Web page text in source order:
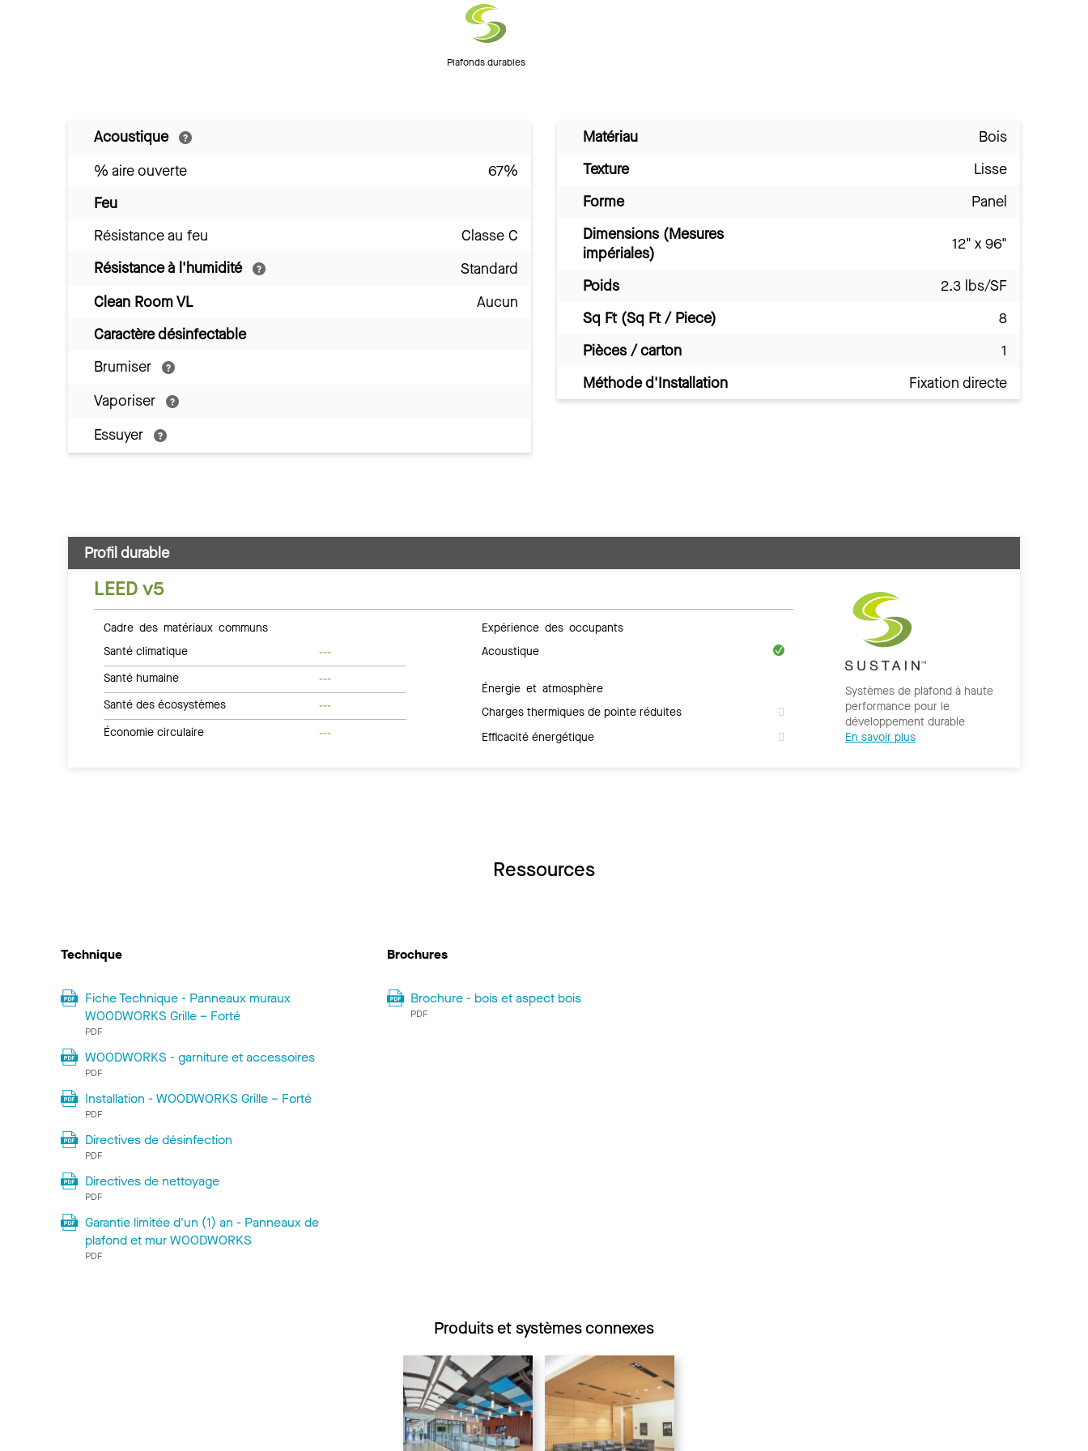
Plafonds durables
Acoustique
% aire ouverte
67%
Feu
Résistance au feu
Classe C
Résistance à l'humidité
Standard
Clean Room VL
Aucun
Caractère désinfectable
Brumiser
Vaporiser
Essuyer
Matériau
Bois
Texture
Lisse
Forme
Panel
Dimensions (Mesures
impériales)
12" x 96"
Poids
2.3 lbs/SF
Sq Ft (Sq Ft / Piece)
8
Pièces / carton
1
Méthode d'Installation
Fixation directe
Profil durable
LEED v5
Cadre des matériaux communs
Santé climatique
---
Santé humaine
---
Santé des écosystèmes
---
Économie circulaire
---
Expérience des occupants
Acoustique
Énergie et atmosphère
Charges thermiques de pointe réduites
Efficacité énergétique
Systèmes de plafond à haute
performance pour le
développement durable
En savoir plus
Ressources
Technique
Fiche Technique - Panneaux muraux
WOODWORKS Grille – Forté
PDF
WOODWORKS - garniture et accessoires
PDF
Installation - WOODWORKS Grille – Forté
PDF
Directives de désinfection
PDF
Directives de nettoyage
PDF
Garantie limitée d'un (1) an - Panneaux de
plafond et mur WOODWORKS
PDF
Brochures
Brochure - bois et aspect bois
PDF
Produits et systèmes connexes